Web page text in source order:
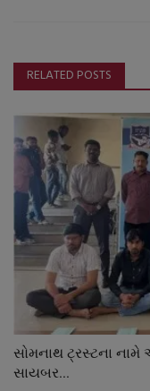
RELATED POSTS
સોમનાથ ટ્રસ્ટના
સાયબર...